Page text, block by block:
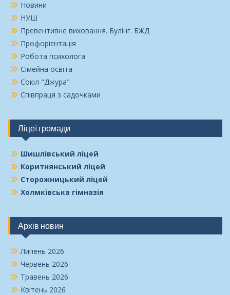
Новини
НУШ
Превентивне виховання. Булінг. БЖД
Профорієнтація
Робота психолога
Сімейна освіта
Сокіл "Джура"
Співпраця з садочками
Ліцеї громади
Шишлівський ліцей
Коритнянський ліцей
Сторожницький ліцей
Холмківська гімназія
Архів новин
Липень 2026
Червень 2026
Травень 2026
Квітень 2026